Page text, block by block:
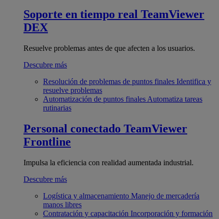
Soporte en tiempo real TeamViewer
DEX
Resuelve problemas antes de que afecten a los usuarios.
Descubre más
Resolución de problemas de puntos finales Identifica y
resuelve problemas
Automatización de puntos finales Automatiza tareas
rutinarias
Personal conectado TeamViewer
Frontline
Impulsa la eficiencia con realidad aumentada industrial.
Descubre más
Logística y almacenamiento Manejo de mercadería
manos libres
Contratación y capacitación Incorporación y formación